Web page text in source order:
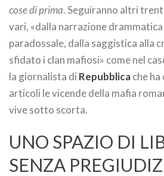
cose di prima. Seguiranno altri
vari, «dalla narrazione drammatica
paradossale, dalla saggistica alla
sfidato i clan mafiosi» come nel
la giornalista di Repubblicache
articoli le vicende della mafia
vive sotto scorta.
UNO SPAZIO DI
SENZA